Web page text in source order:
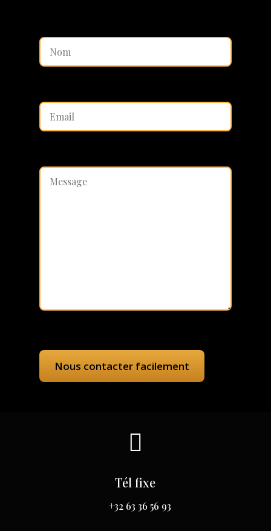

Tél fixe
+32 63 36 56 93